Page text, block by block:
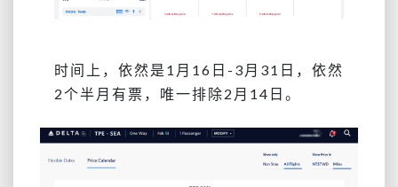
时间上，依然是1月16日-3月31日，依然
2个半月有票，唯一排除2月14日。